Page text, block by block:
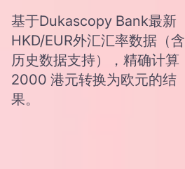
基于Dukascopy Bank最新
HKD/EUR外汇汇率数据（含
历史数据支持），精确计算
2000 港元转换为欧元的结
果。